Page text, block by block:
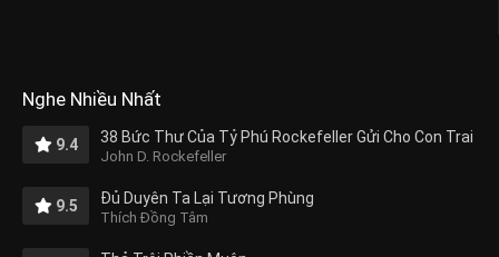
Nghe Nhiều Nhất
9.4 38 Bức Thư Của Tỷ Phú Rockefeller Gửi Cho Con Trai
John D. Rockefeller
9.5 Đủ Duyên Ta Lại Tương Phùng
Thích Đồng Tâm